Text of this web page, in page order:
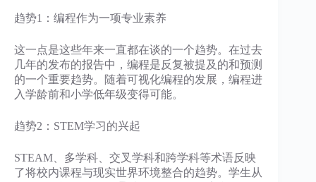
趋势1：编程作为一项专业素养
这一点是这些年来一直都在谈的一个趋势。在过去
几年的发布的报告中，编程是反复被提及的和预测
的一个重要趋势。随着可视化编程的发展，编程进
入学龄前和小学低年级变得可能。
趋势2：STEM学习的兴起
STEAM、多学科、交叉学科和跨学科等术语反映
了将校内课程与现实世界环境整合的趋势。学生从